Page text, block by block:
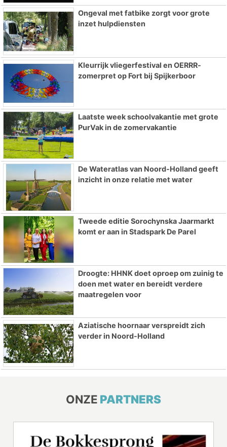
Ongeval met fatbike zorgt voor grote
inzet hulpdiensten
Kleurrijk vliegerfestival en OERRR-
zomerpret op Fort bij Spijkerboor
Laatste week schoolvakantie met grote
PurVak in de zomervakantie
De Wateratlas van Noord-Holland geeft
inzicht in onze relatie met water
Tweede editie Sorochynska Jaarmarkt
komt er aan in Stadspark De Parel
Droogte: HHNK doet oproep om zuinig te
doen met water en bereidt verdere
maatregelen voor
Aziatische hoornaar verspreidt zich
verder in Noord-Holland
ONZE PARTNERS